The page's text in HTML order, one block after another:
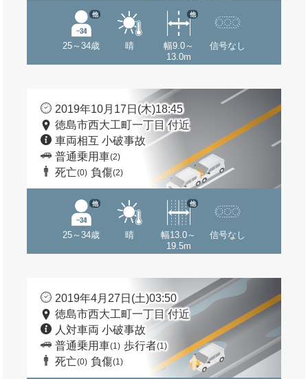
25～34歳
他
晴
幅9.0～
13.0m
他
信号なし
2019年10月17日(木)18:45
徳島市西大工町一丁目 付近
車両相互 小破事故
普通乗用車(2)
死亡(0) 負傷(2)
25～34歳
他
晴
幅13.0～
19.5m
他
信号なし
2019年4月27日(土)03:50
徳島市西大工町一丁目 付近
人対車両 小破事故
普通乗用車(1) 歩行者(1)
死亡(0) 負傷(1)